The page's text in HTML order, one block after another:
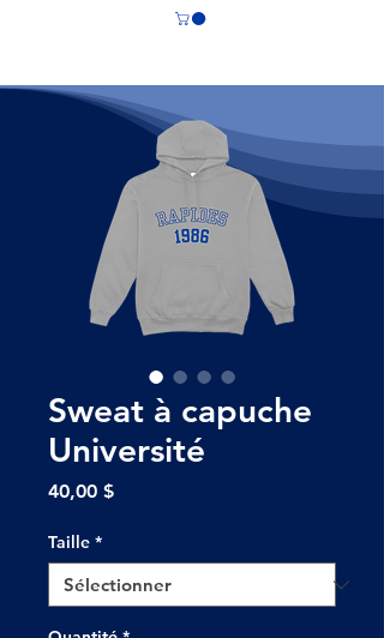
Sweat à capuche
Université
40,00 $Prix
Taille *